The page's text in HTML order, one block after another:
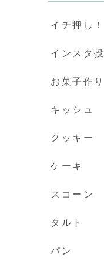
イチ押し！
インスタ
お菓子作り
キッシュ
クッキー
ケーキ
スコーン
タルト
パン